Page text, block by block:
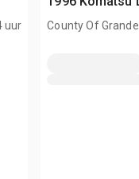
uur
County Of